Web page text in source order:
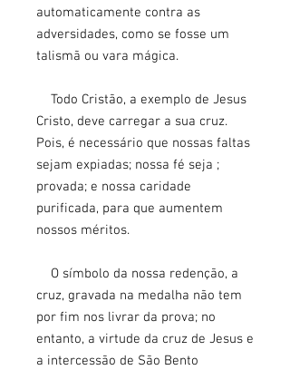
automaticamente contra as
adversidades, como se fosse um
talismã ou vara mágica.
Todo Cristão, a exemplo de Jesus
Cristo, deve carregar a sua cruz.
Pois, é necessário que nossas faltas
sejam expiadas; nossa fé seja ;
provada; e nossa caridade
purificada, para que aumentem
nossos méritos.
O símbolo da nossa redenção, a
cruz, gravada na medalha não tem
por fim nos livrar da prova; no
entanto, a virtude da cruz de Jesus e
a intercessão de São Bento